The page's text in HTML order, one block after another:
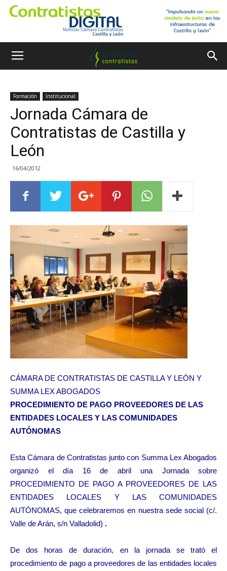
Formación Institucional
Jornada Cámara de
Contratistas de Castilla y
León
16/04/2012
CÁMARA DE CONTRATISTAS DE CASTILLA Y LEÓN Y
SUMMA LEX ABOGADOS
PROCEDIMIENTO DE PAGO PROVEEDORES DE LAS
ENTIDADES LOCALES Y LAS COMUNIDADES
AUTÓNOMAS
Esta Cámara de Contratistas junto con Summa Lex Abogados
organizó el día 16 de abril una Jornada sobre
PROCEDIMIENTO DE PAGO A PROVEEDORES DE LAS
ENTIDADES LOCALES Y LAS COMUNIDADES
AUTÓNOMAS, que celebraremos en nuestra sede social (c/.
Valle de Arán, s/n Valladolid) .
De dos horas de duración, en la jornada se trató el
procedimiento de pago a proveedores de las entidades locales